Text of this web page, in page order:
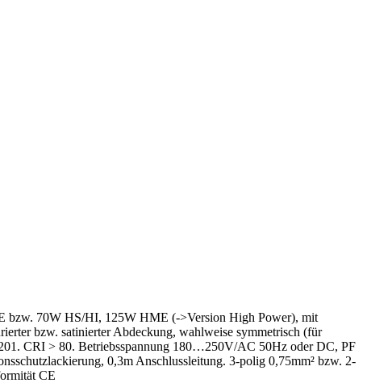
bzw. 70W HS/HI, 125W HME (->Version High Power), mit
bzw. satinierter Abdeckung, wahlweise symmetrisch (für
CRI > 80. Betriebsspannung 180…250V/AC 50Hz oder DC, PF
0,3m Anschlussleitung. 3-polig 0,75mm² bzw. 2-
CE